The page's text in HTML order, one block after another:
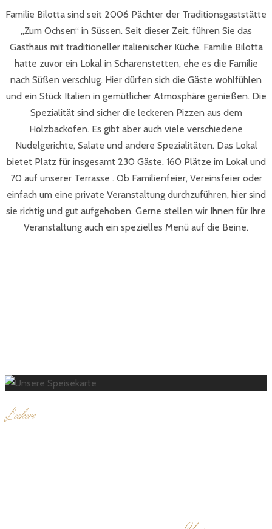
Familie Bilotta sind seit 2006 Pächter der Traditionsgaststätte
„Zum Ochsen“ in Süssen. Seit dieser Zeit, führen Sie das
Gasthaus mit traditioneller italienischer Küche. Familie Bilotta
hatte zuvor ein Lokal in Scharenstetten, ehe es die Familie
nach Süßen verschlug. Hier dürfen sich die Gäste wohlfühlen
und ein Stück Italien in gemütlicher Atmosphäre genießen. Die
Spezialität sind sicher die leckeren Pizzen aus dem
Holzbackofen. Es gibt aber auch viele verschiedene
Nudelgerichte, Salate und andere Spezialitäten. Das Lokal
bietet Platz für insgesamt 230 Gäste. 160 Plätze im Lokal und
70 auf unserer Terrasse . Ob Familienfeier, Vereinsfeier oder
einfach um eine private Veranstaltung durchzuführen, hier sind
sie richtig und gut aufgehoben. Gerne stellen wir Ihnen für Ihre
Veranstaltung auch ein spezielles Menü auf die Beine.
Leckere